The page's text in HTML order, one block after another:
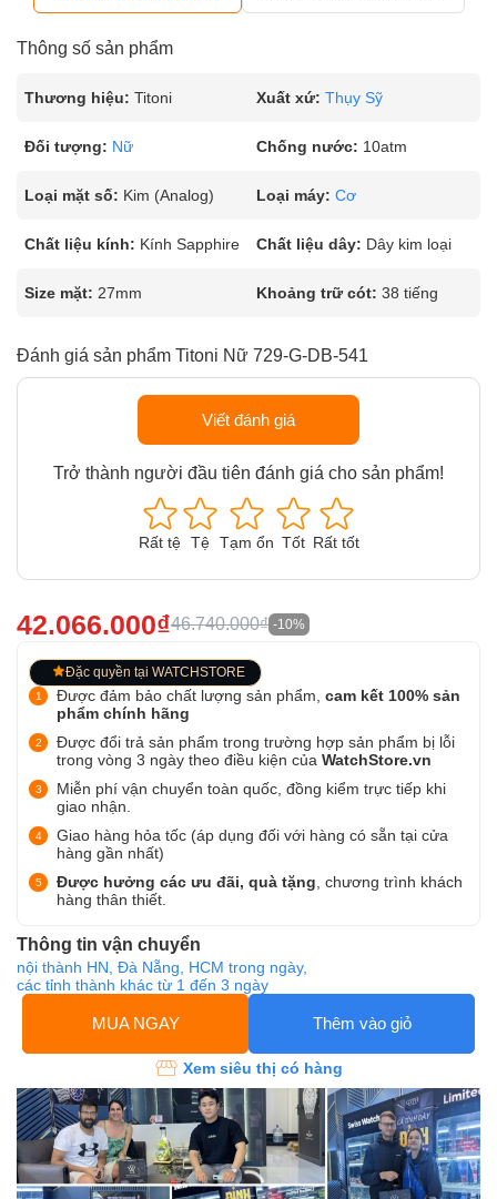
Thông số sản phẩm
Thương hiệu: Titoni Xuất xứ: Thụy Sỹ
Đối tượng: Nữ Chống nước: 10atm
Loại mặt số: Kim (Analog) Loại máy: Cơ
Chất liệu kính: Kính Sapphire Chất liệu dây: Dây kim loại
Size mặt: 27mm Khoảng trữ cót: 38 tiếng
Đánh giá sản phẩm Titoni Nữ 729-G-DB-541
Viết đánh giá
Trở thành người đầu tiên đánh giá cho sản phẩm!
Rất tệ Tệ Tạm ổn Tốt Rất tốt
42.066.000₫46.740.000₫ -10%
Đặc quyền tại WATCHSTORE
Được đảm bảo chất lượng sản phẩm, cam kết 100% sản
phẩm chính hãng
Được đổi trả sản phẩm trong trường hợp sản phẩm bị lỗi
trong vòng 3 ngày theo điều kiện của WatchStore.vn
Miễn phí vận chuyển toàn quốc, đồng kiểm trực tiếp khi
giao nhận.
Giao hàng hỏa tốc (áp dụng đối với hàng có sẵn tại cửa
hàng gần nhất)
Được hưởng các ưu đãi, quà tặng , chương trình khách
hàng thân thiết.
Thông tin vận chuyển
nội thành HN, Đà Nẵng, HCM trong ngày,
các tỉnh thành khác từ 1 đến 3 ngày
MUA NGAY Thêm vào giỏ
Xem siêu thị có hàng